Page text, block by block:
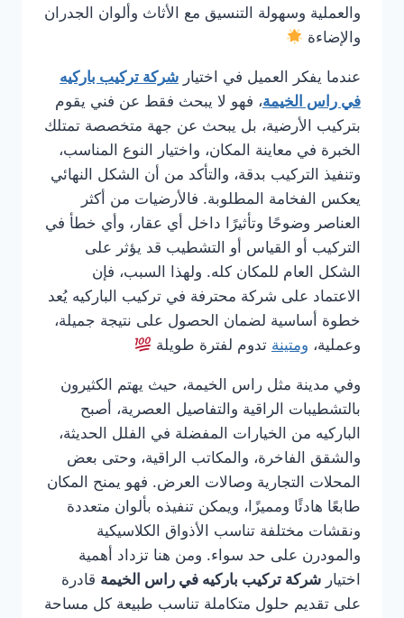
والعملية وسهولة التنسيق مع الأثاث وألوان الجدران
والإضاءة
عندما يفكر العميل في اختيار شركة تركيب باركيه
في راس الخيمة، فهو لا يبحث فقط عن فني يقوم
بتركيب الأرضية، بل يبحث عن جهة متخصصة تمتلك
الخبرة في معاينة المكان، واختيار النوع المناسب،
وتنفيذ التركيب بدقة، والتأكد من أن الشكل النهائي
يعكس الفخامة المطلوبة. فالأرضيات من أكثر
العناصر وضوحًا وتأثيرًا داخل أي عقار، وأي خطأ في
التركيب أو القياس أو التشطيب قد يؤثر على
الشكل العام للمكان كله. ولهذا السبب، فإن
الاعتماد على شركة محترفة في تركيب الباركيه يُعد
خطوة أساسية لضمان الحصول على نتيجة جميلة،
وعملية، ومتينة تدوم لفترة طويلة
وفي مدينة مثل راس الخيمة، حيث يهتم الكثيرون
بالتشطيبات الراقية والتفاصيل العصرية، أصبح
الباركيه من الخيارات المفضلة في الفلل الحديثة،
والشقق الفاخرة، والمكاتب الراقية، وحتى بعض
المحلات التجارية وصالات العرض. فهو يمنح المكان
طابعًا هادئًا ومميزًا، ويمكن تنفيذه بألوان متعددة
ونقشات مختلفة تناسب الأذواق الكلاسيكية
والمودرن على حد سواء. ومن هنا تزداد أهمية
اختيار شركة تركيب باركيه في راس الخيمة قادرة
على تقديم حلول متكاملة تناسب طبيعة كل مساحة